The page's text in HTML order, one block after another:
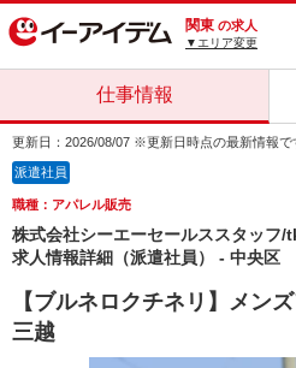
関東 の求人
▼エリア変更
仕事情報
更新日：2026/08/07 ※更新日時点の最新情報で
派遣社員
職種：アパレル販売
株式会社シーエーセールススタッフ
求人情報詳細（派遣社員） - 中央区
【ブルネロクチネリ】メン
三越